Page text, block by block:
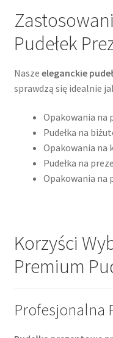
Pudełek
Nasze eleganckie
sprawdzą się idealnie
Opakowania na
Pudełka na
Opakowania na
Pudełka na
Opakowania na
Korzyści
Premium
Profesjonalna